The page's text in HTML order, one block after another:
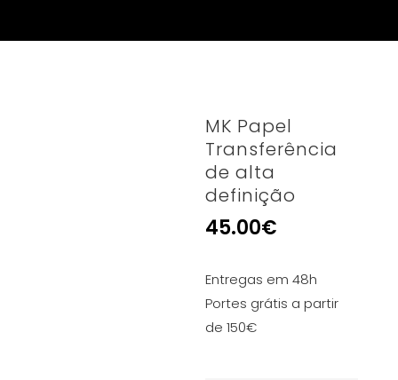
MK Papel
Transferência
de alta
definição
45.00€
Entregas em 48h
Portes grátis a partir
de 150€